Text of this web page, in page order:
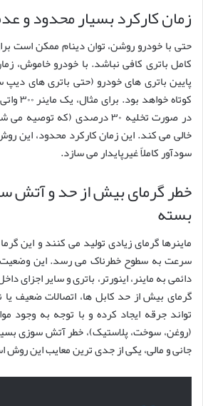
زمان کارکرد بسیار محدود و
حتی با خودرو روشن، توان دینام ممکن است
کامل باتری کافی نباشد. با خودرو خاموش،
پایین باتری های خودرو (حتی باتری های
در صورت تخلیه ۳۰ درصدی (که
خالی می کند. این زمان کارکرد محدود، این
سودآور کاملاً غیرپایدار می سازد.
خطر گرمای بیش از حد و آتش
بسته
ماینرها گرمای زیادی تولید می کنند و این
سرعت به سطوح خطرناک می رسد. این
دائمی به ماینر، اینورتر، باتری و سایر اجزای
گرمای بیش از حد کابل ها، اتصالات ضعیف
تواند جرقه ایجاد کرده و با توجه به وجود
(روغن، سوخت، پلاستیک)، خطر آتش سوزی
جانی و مالی، یکی از جدی ترین معایب این